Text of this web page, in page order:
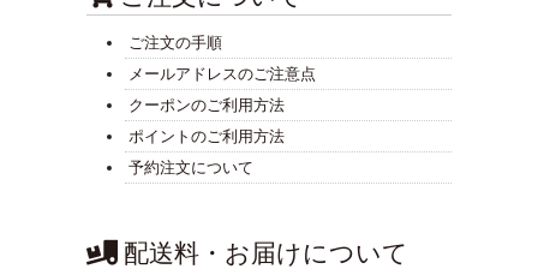
ご注文の手順
メールアドレスのご注意点
クーポンのご利用方法
ポイントのご利用方法
予約注文について
配送料・お届けについて